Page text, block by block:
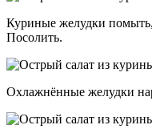
Куриные желудки помыть,
Посолить.
Охлажнённые желудки